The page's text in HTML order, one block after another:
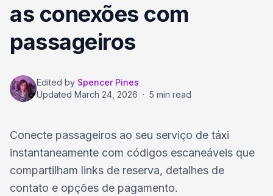
as conexões com
passageiros
Edited by Spencer Pines
Updated March 24, 2026 · 5 min read
Conecte passageiros ao seu serviço de táxi
instantaneamente com códigos escaneáveis que
compartilham links de reserva, detalhes de
contato e opções de pagamento.